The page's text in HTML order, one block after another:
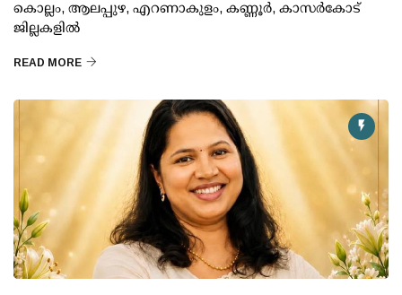
കൊല്ലം, ആലപ്പുഴ, എറണാകുളം, കണ്ണൂര്‍, കാസര്‍കോട്
ജില്ലകളില്‍
READ MORE